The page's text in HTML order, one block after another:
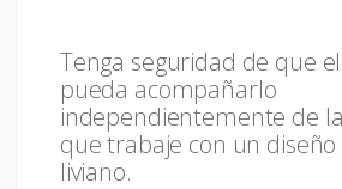
Tenga seguridad de que
pueda acompañarlo
independientemente de
que trabaje con un
liviano.